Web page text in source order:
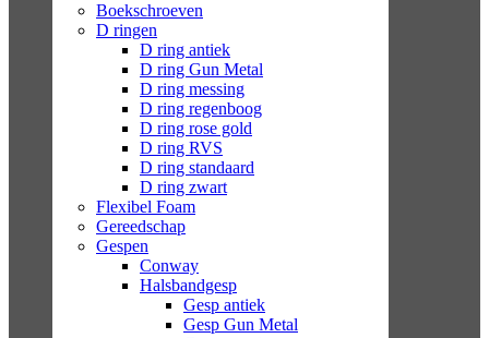
Boekschroeven
D ringen
D ring antiek
D ring Gun Metal
D ring messing
D ring regenboog
D ring rose gold
D ring RVS
D ring standaard
D ring zwart
Flexibel Foam
Gereedschap
Gespen
Conway
Halsbandgesp
Gesp antiek
Gesp Gun Metal